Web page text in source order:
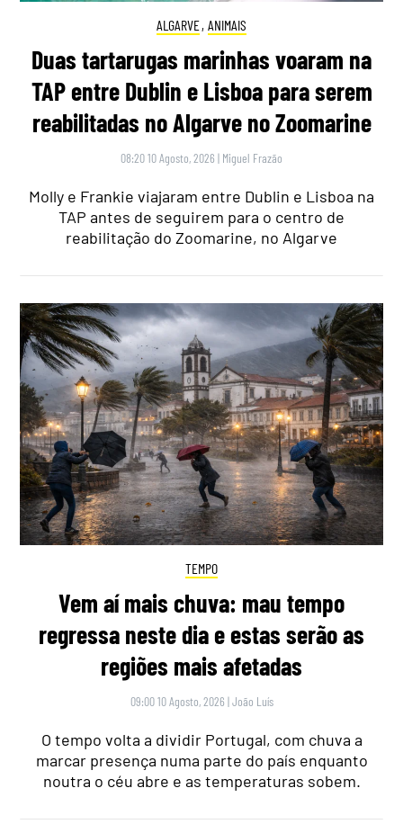
ALGARVE, ANIMAIS
Duas tartarugas marinhas voaram na
TAP entre Dublin e Lisboa para serem
reabilitadas no Algarve no Zoomarine
08:20 10 Agosto, 2026 | Miguel Frazão
Molly e Frankie viajaram entre Dublin e Lisboa na
TAP antes de seguirem para o centro de
reabilitação do Zoomarine, no Algarve
TEMPO
Vem aí mais chuva: mau tempo
regressa neste dia e estas serão as
regiões mais afetadas
09:00 10 Agosto, 2026 |João Luís
O tempo volta a dividir Portugal, com chuva a
marcar presença numa parte do país enquanto
noutra o céu abre e as temperaturas sobem.